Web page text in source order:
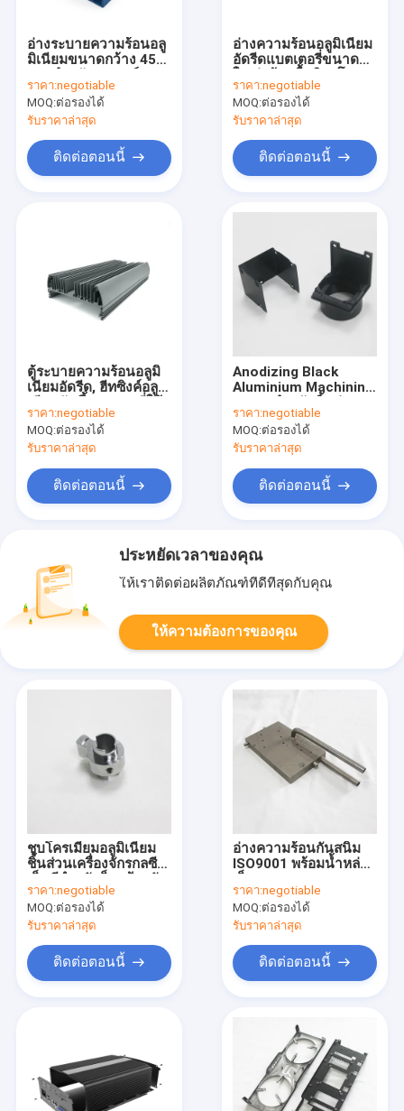
อ่างระบายความร้อนอลู
มิเนียมขนาดกว้าง 450
อิเล็กทรอนิกส์
Anodizing Blue
ราคา:negotiable
MOQ:ต่อรองได้
รับราคาล่าสุด
ติดต่อตอนนี้
อ่างความร้อนอลูมิเนียม
อัดรีดแบตเตอรี่ขนาด
ไดซ์ป้องกันการกัดกร่อน
ราคา:negotiable
MOQ:ต่อรองได้
รับราคาล่าสุด
ติดต่อตอนนี้
ตู้ระบายความร้อนอลูมิ
เนียมอัดรีด, ฮีทซิงค์อลูมิ
งานได้
ราคา:negotiable
MOQ:ต่อรองได้
รับราคาล่าสุด
ติดต่อตอนนี้
Anodizing Black
Aluminium Machining
กล้อง Anti Oxidation
ราคา:negotiable
MOQ:ต่อรองได้
รับราคาล่าสุด
ติดต่อตอนนี้
ประหยัดเวลาของคุณ
ให้เราติดต่อผลิตภัณฑ์ที่ดีที่สุดกับคุณ
ให้ความต้องการของคุณ
ชุบโครเมียมอลูมิเนียม
ชิ้นส่วนเครื่องจักรกลซี
ออกซิเดชัน
ราคา:negotiable
MOQ:ต่อรองได้
รับราคาล่าสุด
ติดต่อตอนนี้
อ่างความร้อนกันสนิม
ISO9001 พร้อมน้ำหล่อ
ราคา:negotiable
MOQ:ต่อรองได้
รับราคาล่าสุด
ติดต่อตอนนี้